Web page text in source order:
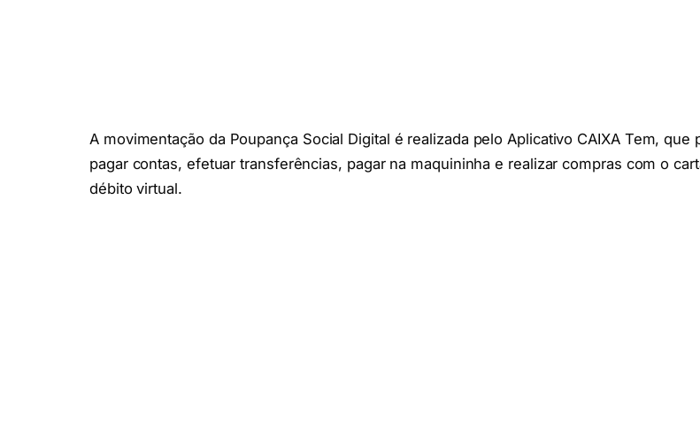
A movimentação da Poupança Social Digital é realizada pelo Aplicativo CAIXA Tem, que
pagar contas, efetuar transferências, pagar na maquininha e realizar compras com o
débito virtual.